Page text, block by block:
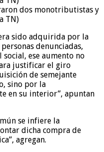
dos monotributistas y
TN)
sido adquirida por la
denunciadas,
ese aumento no
justificar el giro
de semejante
sino por la
en su interior”, apuntan
se infiere la
dicha compra de
agregan.